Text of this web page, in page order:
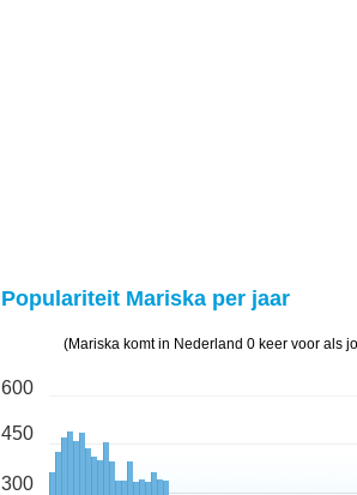
Populariteit Mariska per jaar
(Mariska komt in Nederland 0 keer voor als
600
450
300